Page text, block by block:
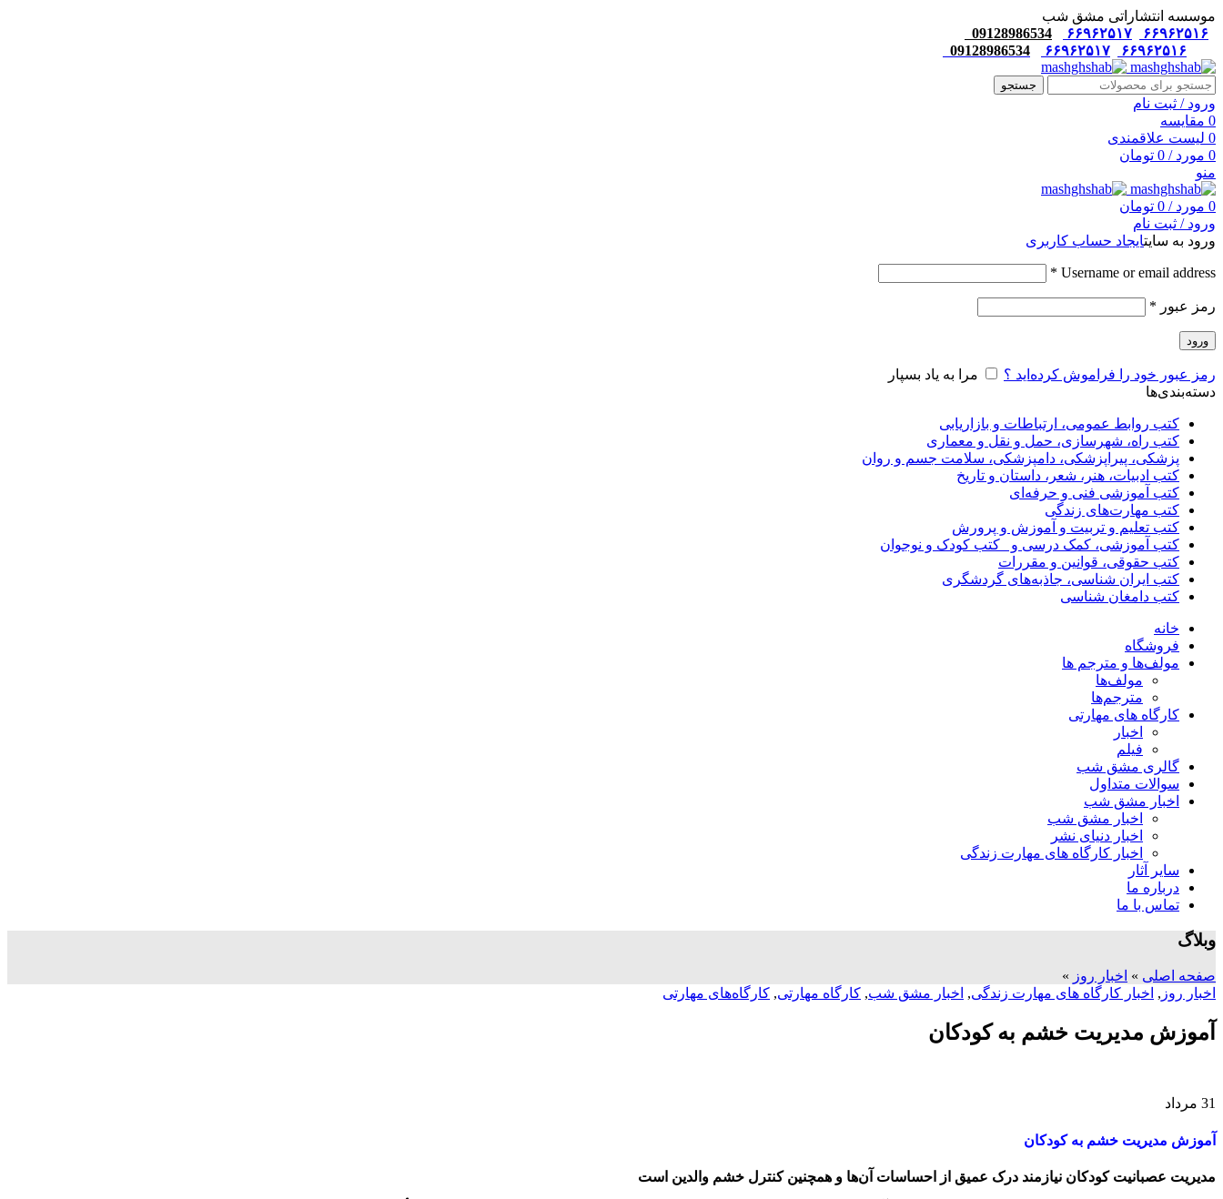
موسسه انتشاراتی مشق شب
۶۶۹۶۲۵۱۶
۶۶۹۶۲۵۱۷
09128986534
۶۶۹۶۲۵۱۶
۶۶۹۶۲۵۱۷ 09128986534
جستجو
ورود / ثبت نام
0 مقایسه
0 لیست علاقمندی
0 مورد /
0 تومان
منو
0 مورد /
0 تومان
ورود / ثبت نام
ورود به سایتایجاد حساب کاربری
Username or email address
*
رمز عبور *
ورود
رمز عبور خود را فراموش کرده‌اید ؟
مرا به یاد بسپار
دسته‌بندی‌ها
کتب روابط عمومی، ارتباطات و بازاریابی
کتب راه، شهرسازی، حمل و نقل و معماری
پزشکی، پیراپزشکی، دامپزشکی، سلامت جسم و روان
کتب ادبیات، هنر، شعر، داستان و تاریخ
کتب آموزشی فنی و حرفه‌ای
کتب مهارت‌های زندگی
کتب تعلیم و تربیت و آموزش و پرورش
کتب آموزشی، کمک درسی و _کتب کودک و نوجوان
کتب حقوقی، قوانین و مقررات
کتب ایران شناسی، جاذبه‌های گردشگری
کتب دامغان شناسی
خانه
فروشگاه
مولف‌ها و مترجم ها
مولف‌ها
مترجم‌ها
کارگاه های مهارتی
اخبار
فیلم
گالری مشق شب
سوالات متداول
اخبار مشق شب
اخبار مشق شب
اخبار دنیای نشر
اخبار کارگاه های مهارت زندگی
سایر آثار
درباره ما
تماس با ما
وبلاگ
صفحه اصلی » اخبار روز »
اخبار روز , اخبار کارگاه های مهارت زندگی, اخبار مشق شب, کارگاه مهارتی, کارگاه‌های مهارتی
آموزش مدیریت خشم به کودکان
31 مرداد
آموزش مدیریت خشم به کودکان
مدیریت عصبانیت کودکان نیازمند درک عمیق از احساسات آن‌ها و همچنین کنترل خشم والدین است